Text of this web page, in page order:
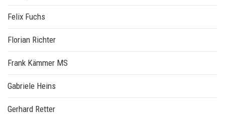
Felix Fuchs
Florian Richter
Frank Kämmer MS
Gabriele Heins
Gerhard Retter